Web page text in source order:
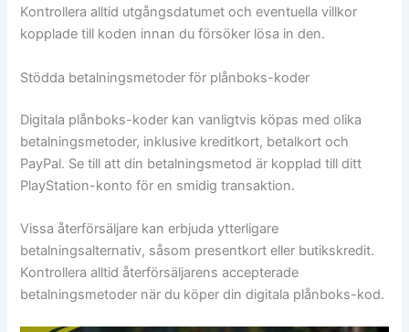
Kontrollera alltid utgångsdatumet och eventuella villkor
kopplade till koden innan du försöker lösa in den.
Stödda betalningsmetoder för plånboks-koder
Digitala plånboks-koder kan vanligtvis köpas med olika
betalningsmetoder, inklusive kreditkort, betalkort och
PayPal. Se till att din betalningsmetod är kopplad till ditt
PlayStation-konto för en smidig transaktion.
Vissa återförsäljare kan erbjuda ytterligare
betalningsalternativ, såsom presentkort eller butikskredit.
Kontrollera alltid återförsäljarens accepterade
betalningsmetoder när du köper din digitala plånboks-kod.